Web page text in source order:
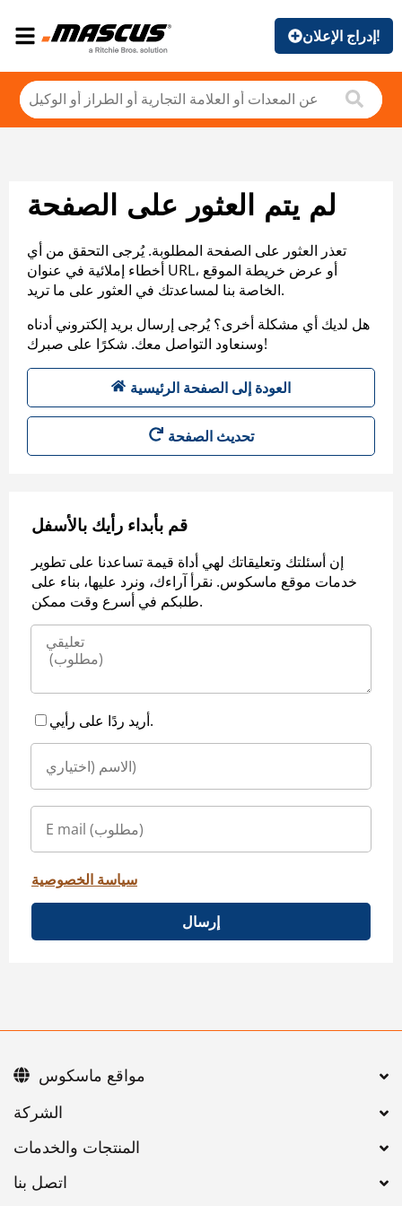
إدراج الإعلان!
لم يتم العثور على الصفحة
تعذر العثور على الصفحة المطلوبة. يُرجى التحقق من أي
أخطاء إملائية في عنوان URL، أو عرض خريطة الموقع
الخاصة بنا لمساعدتك في العثور على ما تريد.
هل لديك أي مشكلة أخرى؟ يُرجى إرسال بريد إلكتروني أدناه
وسنعاود التواصل معك. شكرًا على صبرك!
العودة إلى الصفحة الرئيسية
تحديث الصفحة
قم بأبداء رأيك بالأسفل
إن أسئلتك وتعليقاتك لهي أداة قيمة تساعدنا على تطوير
خدمات موقع ماسكوس. نقرأ آراءك، ونرد عليها، بناء على
طلبكم في أسرع وقت ممكن.
أريد ردًا على رأيي.
سياسة الخصوصية
إرسال
اتصل بنا
مواقع ماسكوس